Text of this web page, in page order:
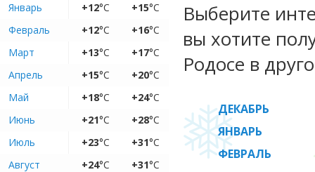
Январь
+12°C +15°C
Февраль
+12°C +16°C
Март
+13°C +17°C
Апрель
+15°C +20°C
Май
+18°C +24°C
Июнь
+21°C +28°C
Июль
+23°C +31°C
Август
+24°C +31°C
Выберите
вы хотите
Родосе в
ДЕКАБРЬ
ЯНВАРЬ
ФЕВРАЛЬ